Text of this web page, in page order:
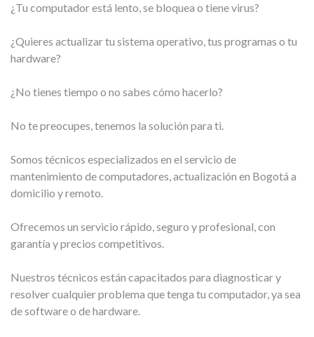
¿Tu computador está lento, se bloquea o tiene virus?
¿Quieres actualizar tu sistema operativo, tus programas o tu
hardware?
¿No tienes tiempo o no sabes cómo hacerlo?
No te preocupes, tenemos la solución para ti.
Somos técnicos especializados en el servicio de
mantenimiento de computadores, actualización en Bogotá a
domicilio y remoto.
Ofrecemos un servicio rápido, seguro y profesional, con
garantía y precios competitivos.
Nuestros técnicos están capacitados para diagnosticar y
resolver cualquier problema que tenga tu computador, ya sea
de software o de hardware.